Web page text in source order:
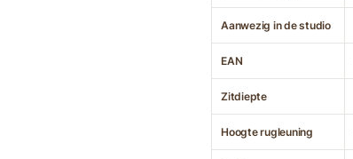
Aanwezig in de studio
EAN
Zitdiepte
Hoogte rugleuning